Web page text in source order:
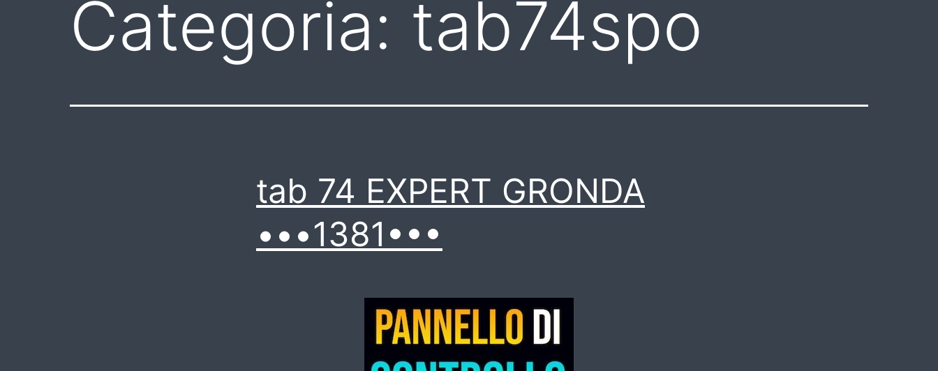
Categoria: tab74spo
tab 74 EXPERT GRONDA
•••1381•••